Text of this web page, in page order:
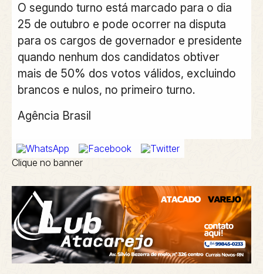
O segundo turno está marcado para o dia
25 de outubro e pode ocorrer na disputa
para os cargos de governador e presidente
quando nenhum dos candidatos obtiver
mais de 50% dos votos válidos, excluindo
brancos e nulos, no primeiro turno.
Agência Brasil
Clique no banner